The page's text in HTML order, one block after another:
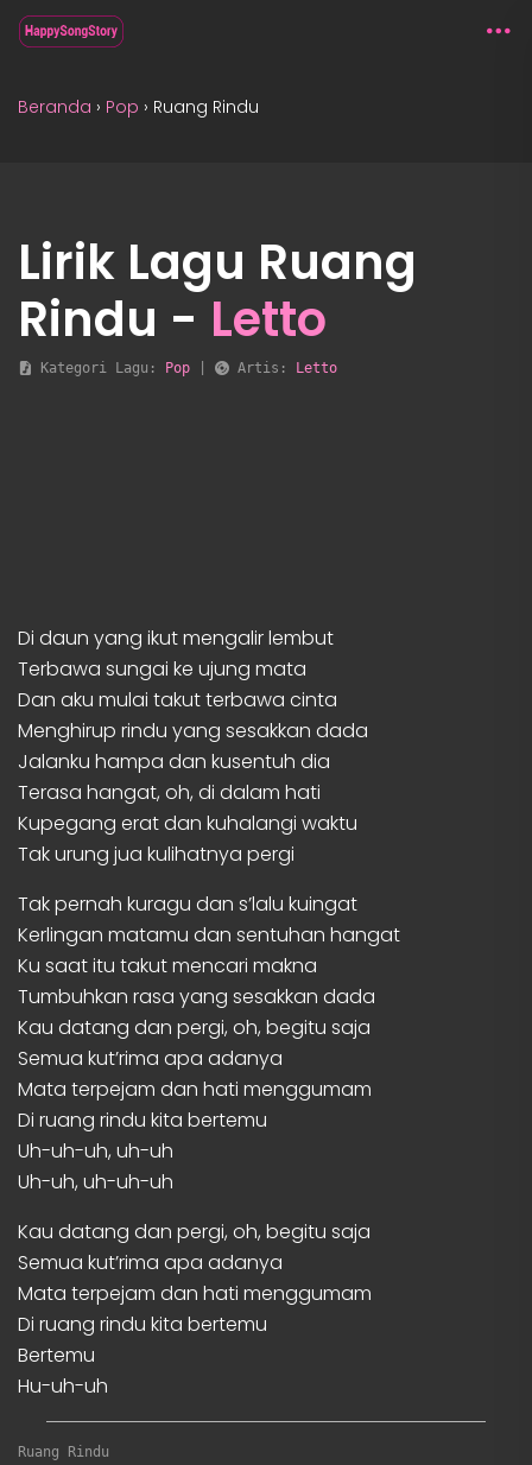
Beranda › Pop › Ruang Rindu
Lirik Lagu Ruang
Rindu - Letto
Kategori Lagu: Pop Artis: Letto
Di daun yang ikut mengalir lembut
Terbawa sungai ke ujung mata
Dan aku mulai takut terbawa cinta
Menghirup rindu yang sesakkan dada
Jalanku hampa dan kusentuh dia
Terasa hangat, oh, di dalam hati
Kupegang erat dan kuhalangi waktu
Tak urung jua kulihatnya pergi
Tak pernah kuragu dan s’lalu kuingat
Kerlingan matamu dan sentuhan hangat
Ku saat itu takut mencari makna
Tumbuhkan rasa yang sesakkan dada
Kau datang dan pergi, oh, begitu saja
Semua kut’rima apa adanya
Mata terpejam dan hati menggumam
Di ruang rindu kita bertemu
Uh-uh-uh, uh-uh
Uh-uh, uh-uh-uh
Kau datang dan pergi, oh, begitu saja
Semua kut’rima apa adanya
Mata terpejam dan hati menggumam
Di ruang rindu kita bertemu
Bertemu
Hu-uh-uh
Ruang Rindu